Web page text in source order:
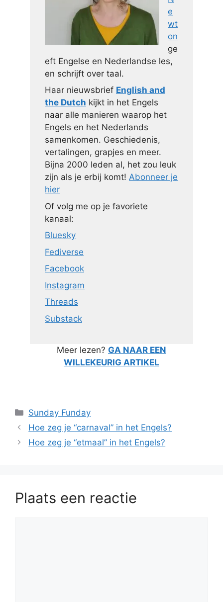
e
wt
on
ge
eft Engelse en Nederlandse les,
en schrijft over taal.
Haar nieuwsbrief English and
the Dutch kijkt in het Engels
naar alle manieren waarop het
Engels en het Nederlands
samenkomen. Geschiedenis,
vertalingen, grapjes en meer.
Bijna 2000 leden al, het zou leuk
zijn als je erbij komt! Abonneer je
hier
Of volg me op je favoriete
kanaal:
Bluesky
Fediverse
Facebook
Instagram
Threads
Substack
Meer lezen? GA NAAR EEN
WILLEKEURIG ARTIKEL
Categorieën
Sunday Funday
Hoe zeg je “carnaval” in het Engels?
Hoe zeg je “etmaal” in het Engels?
Plaats een reactie